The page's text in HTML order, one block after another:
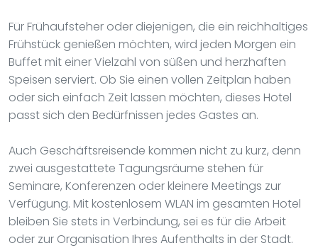
Für Frühaufsteher oder diejenigen, die ein reichhaltiges
Frühstück genießen möchten, wird jeden Morgen ein
Buffet mit einer Vielzahl von süßen und herzhaften
Speisen serviert. Ob Sie einen vollen Zeitplan haben
oder sich einfach Zeit lassen möchten, dieses Hotel
passt sich den Bedürfnissen jedes Gastes an.
Auch Geschäftsreisende kommen nicht zu kurz, denn
zwei ausgestattete Tagungsräume stehen für
Seminare, Konferenzen oder kleinere Meetings zur
Verfügung. Mit kostenlosem WLAN im gesamten Hotel
bleiben Sie stets in Verbindung, sei es für die Arbeit
oder zur Organisation Ihres Aufenthalts in der Stadt.